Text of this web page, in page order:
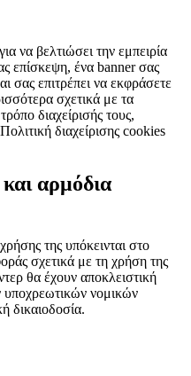
να βελτιώσει την εμπειρία
επίσκεψη, ένα banner σας
σας επιτρέπει να εκφράσετε
σχετικά με τα
διαχείρισής τους,
διαχείρισης cookies
αρμόδια
της υπόκεινται στο
σχετικά με τη χρήση της
θα έχουν αποκλειστική
υποχρεωτικών νομικών
δικαιοδοσία.